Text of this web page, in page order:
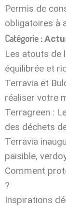
Permis de
obligatoires à
Catégorie :
Les atouts de
équilibrée et
Terravia et
réaliser votre
Terragreen :
des déchets
Terravia
paisible,
Comment
?
Inspirations